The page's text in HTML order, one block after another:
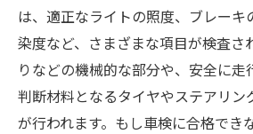
は、適正なライトの照度、ブレーキ
染度など、さまざまな項目が検査さ
りなどの機械的な部分や、安全に走
判断材料となるタイヤやステアリン
が行われます。もし車検に合格でき